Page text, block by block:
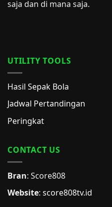
saja dan di mana saja.
UTILITY TOOLS
Hasil Sepak Bola
Jadwal Pertandingan
Peringkat
CONTACT US
Bran: Score808
Website: score808tv.id